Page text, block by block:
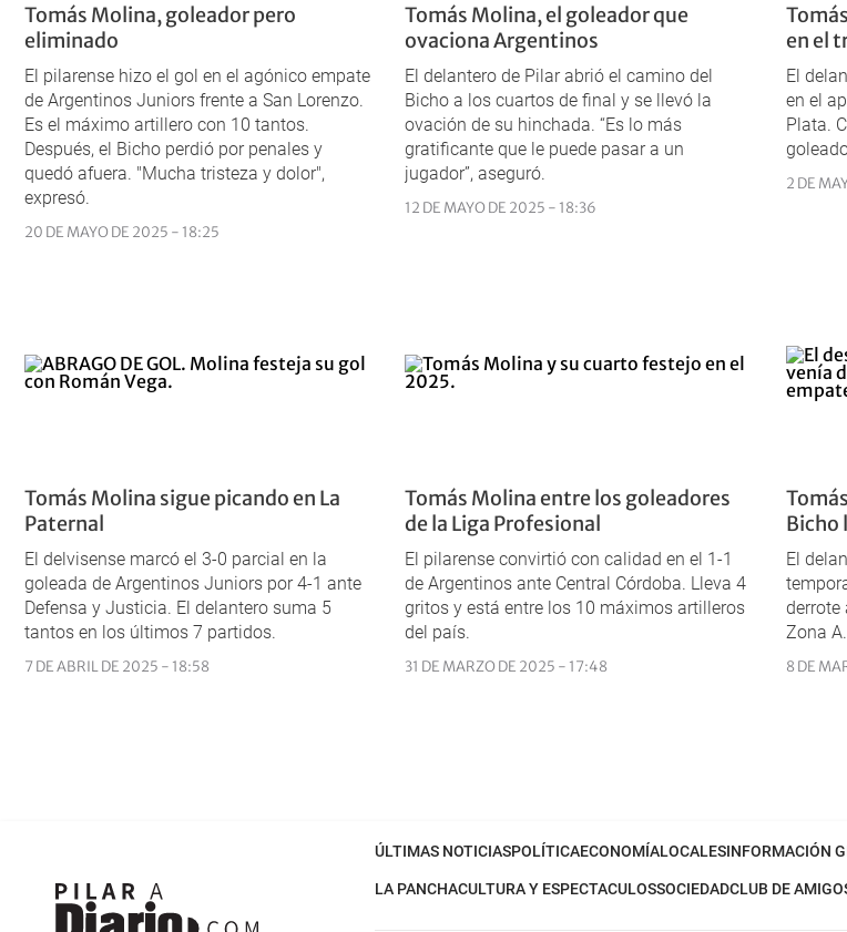
Tomás Molina, goleador pero
eliminado
El pilarense hizo el gol en el agónico empate
de Argentinos Juniors frente a San Lorenzo.
Es el máximo artillero con 10 tantos.
Después, el Bicho perdió por penales y
quedó afuera. "Mucha tristeza y dolor",
expresó.
20 DE MAYO DE 2025 - 18:25
Tomás Molina, el goleador que
ovaciona Argentinos
El delantero de Pilar abrió el camino del
Bicho a los cuartos de final y se llevó la
ovación de su hinchada. “Es lo más
gratificante que le puede pasar a un
jugador”, aseguró.
12 DE MAYO DE 2025 - 18:36
en el
El
en el
Plata.
2 DE
Tomás Molina sigue picando en La
Paternal
El delvisense marcó el 3-0 parcial en la
goleada de Argentinos Juniors por 4-1 ante
Defensa y Justicia. El delantero suma 5
tantos en los últimos 7 partidos.
7 DE ABRIL DE 2025 - 18:58
Tomás Molina entre los goleadores
de la Liga Profesional
El pilarense convirtió con calidad en el 1-1
de Argentinos ante Central Córdoba. Lleva 4
gritos y está entre los 10 máximos artilleros
del país.
31 DE MARZO DE 2025 - 17:48
Bicho
El
derrote
Zona A.
8 DE
ÚLTIMAS NOTICIASPOLÍTICAECONOMÍALOCALESINFORMACIÓN
LA PANCHACULTURA Y ESPECTACULOSSOCIEDADCLUB DE